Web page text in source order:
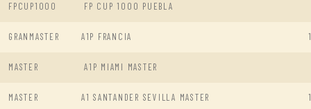
FPCUP1000 FP CUP 1000 PUEBLA
GRANMASTER A1P FRANCIA
MASTER A1P MIAMI MASTER
MASTER A1 SANTANDER SEVILLA MASTER